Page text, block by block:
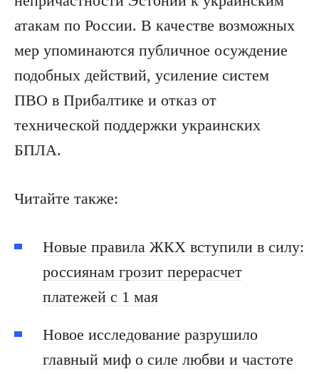
атакам по России. В качестве возможных
мер упоминаются публичное осуждение
подобных действий, усиление систем
ПВО в Прибалтике и отказ от
технической поддержки украинских
БПЛА.
Читайте также:
Новые правила ЖКХ вступили в силу:
россиянам грозит перерасчет
платежей с 1 мая
Новое исследование разрушило
главный миф о силе любви и частоте